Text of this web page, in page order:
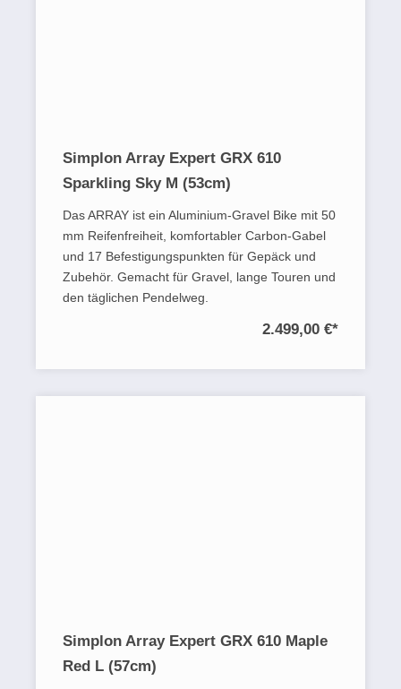
Simplon Array Expert GRX 610
Sparkling Sky M (53cm)
Das ARRAY ist ein Aluminium-Gravel Bike mit 50
mm Reifenfreiheit, komfortabler Carbon-Gabel
und 17 Befestigungspunkten für Gepäck und
Zubehör. Gemacht für Gravel, lange Touren und
den täglichen Pendelweg.
2.499,00 €*
Simplon Array Expert GRX 610 Maple
Red L (57cm)